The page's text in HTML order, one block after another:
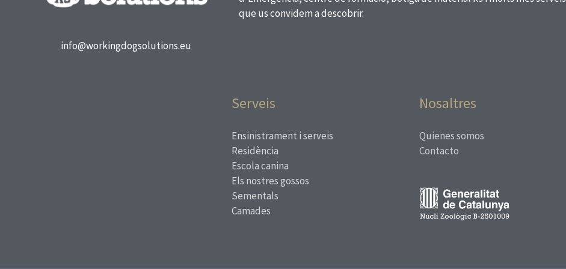
info@workingdogsolutions.eu
que us convidem a descobrir.
Serveis
Ensinistrament i serveis
Residència
Escola canina
Els nostres gossos
Sementals
Camades
Nosaltres
Quienes somos
Contacto